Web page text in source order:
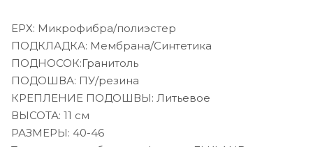
ЕРХ: Микрофибра/полиэстер
ПОДКЛАДКА: Мембрана/Синтетика
ПОДНОСОК:Гранитоль
ПОДОШВА: ПУ/резина
КРЕПЛЕНИЕ ПОДОШВЫ: Литьевое
ВЫСОТА: 11 см
РАЗМЕРЫ: 40-46